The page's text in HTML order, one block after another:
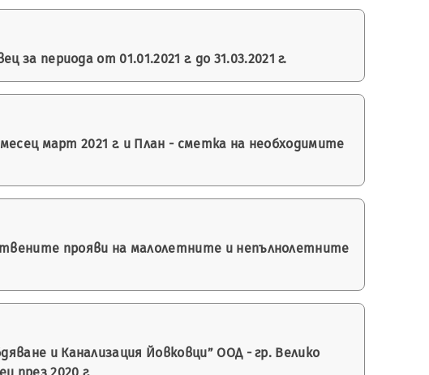
периода от 01.01.2021 г. до 31.03.2021 г.
март 2021 г. и План - сметка на необходимите
прояви на малолетните и непълнолетните
и Канализация Йовковци” ООД - гр. Велико